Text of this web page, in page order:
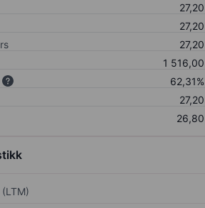
27,20
27,20
27,20
1 516,00
62,31%
27,20
26,80